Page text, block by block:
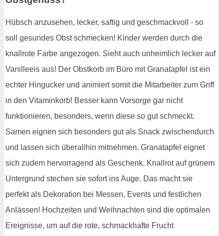
Hübsch anzusehen, lecker, saftig und geschmackvoll - so
soll gesundes Obst schmecken! Kinder werden durch die
knallrote Farbe angezogen. Sieht auch unheimlich lecker auf
Vanilleeis aus! Der Obstkorb im Büro mit Granatapfel ist ein
echter Hingucker und animiert somit die Mitarbeiter zum Griff
in den Vitaminkorb! Besser kann Vorsorge gar nicht
funktionieren, besonders, wenn diese so gut schmeckt.
Samen eignen sich besonders gut als Snack zwischendurch
und lassen sich überallhin mitnehmen. Granatapfel eignet
sich zudem hervorragend als Geschenk. Knallrot auf grünem
Untergrund stechen sie sofort ins Auge. Das macht sie
perfekt als Dekoration bei Messen, Events und festlichen
Anlässen! Hochzeiten und Weihnachten sind die optimalen
Ereignisse, um auf die rote, schmackhafte Frucht